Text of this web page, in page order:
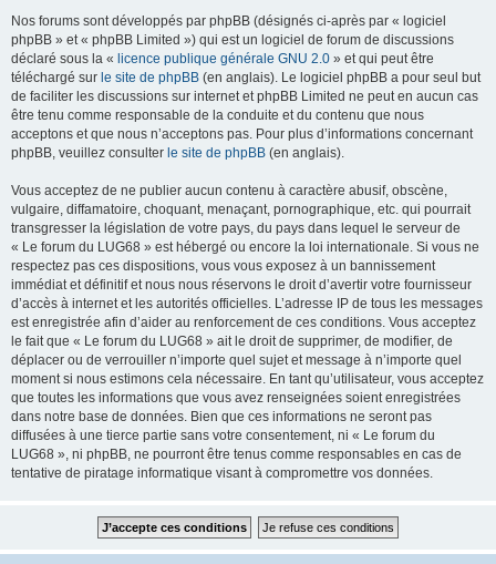
Nos forums sont développés par phpBB (désignés ci-après par « logiciel
phpBB » et « phpBB Limited ») qui est un logiciel de forum de discussions
déclaré sous la « licence publique générale GNU 2.0 » et qui peut être
téléchargé sur le site de phpBB (en anglais). Le logiciel phpBB a pour seul but
de faciliter les discussions sur internet et phpBB Limited ne peut en aucun cas
être tenu comme responsable de la conduite et du contenu que nous
acceptons et que nous n’acceptons pas. Pour plus d’informations concernant
phpBB, veuillez consulter le site de phpBB (en anglais).
Vous acceptez de ne publier aucun contenu à caractère abusif, obscène,
vulgaire, diffamatoire, choquant, menaçant, pornographique, etc. qui pourrait
transgresser la législation de votre pays, du pays dans lequel le serveur de
« Le forum du LUG68 » est hébergé ou encore la loi internationale. Si vous ne
respectez pas ces dispositions, vous vous exposez à un bannissement
immédiat et définitif et nous nous réservons le droit d’avertir votre fournisseur
d’accès à internet et les autorités officielles. L’adresse IP de tous les messages
est enregistrée afin d’aider au renforcement de ces conditions. Vous acceptez
le fait que « Le forum du LUG68 » ait le droit de supprimer, de modifier, de
déplacer ou de verrouiller n’importe quel sujet et message à n’importe quel
moment si nous estimons cela nécessaire. En tant qu’utilisateur, vous acceptez
que toutes les informations que vous avez renseignées soient enregistrées
dans notre base de données. Bien que ces informations ne seront pas
diffusées à une tierce partie sans votre consentement, ni « Le forum du
LUG68 », ni phpBB, ne pourront être tenus comme responsables en cas de
tentative de piratage informatique visant à compromettre vos données.